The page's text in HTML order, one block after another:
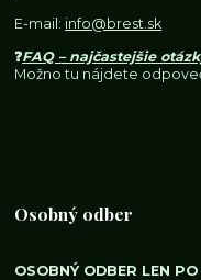
E-mail: info@brest.sk
❓FAQ – najčastejšie
Možno tu nájdete
Osobný odber
OSOBNÝ ODBER LEN